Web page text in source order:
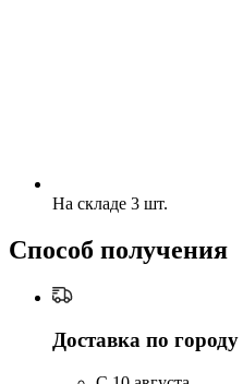
На складе 3 шт.
Способ получения
Доставка по городу